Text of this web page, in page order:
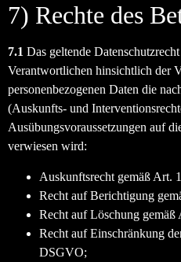
7) Rechte des
7.1 Das geltende
Verantwortlichen hinsichtlich der
personenbezogenen Daten die
(Auskunfts- und
Ausübungsvoraussetzungen auf
verwiesen wird:
Auskunftsrecht gemäß Art.
Recht auf Berichtigung
Recht auf Löschung
Recht auf Einschränkung
DSGVO;